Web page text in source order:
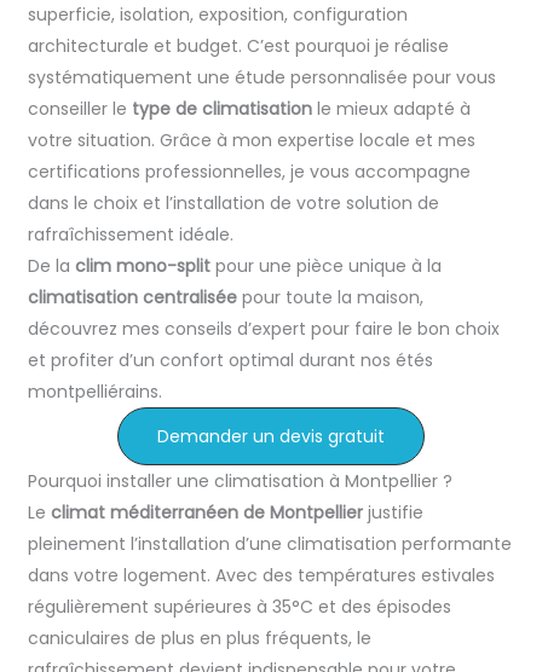
superficie, isolation, exposition, configuration
architecturale et budget. C’est pourquoi je réalise
systématiquement une étude personnalisée pour vous
conseiller le type de climatisationle mieux adapté à
votre situation. Grâce à mon expertise locale et mes
certifications professionnelles, je vous accompagne
dans le choix et l’installation de votre solution de
rafraîchissement idéale.
De la clim mono-splitpour une pièce unique à la
climatisation centraliséepour toute la maison,
découvrez mes conseils d’expert pour faire le bon choix
et profiter d’un confort optimal durant nos étés
montpelliérains.
Demander un devis gratuit
Pourquoi installer une climatisation à Montpellier ?
Le climat méditerranéen de Montpellierjustifie
pleinement l’installation d’une climatisation performante
dans votre logement. Avec des températures estivales
régulièrement supérieures à 35°C et des épisodes
caniculaires de plus en plus fréquents, le